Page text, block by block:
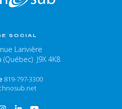
SOCIAL
Larivière
J9X 4K8
819-797-3300